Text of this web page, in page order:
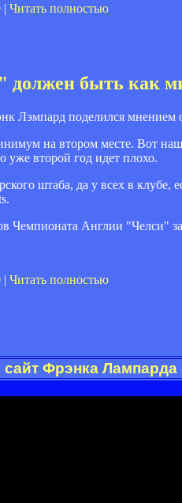
| Читать полностью
быть как
Лэмпард поделился
на втором месте. Вот
уже второй год идет плохо.
штаба, да у всех в
Чемпионата Англии "Челси"
| Читать полностью
Фрэнка Лампарда